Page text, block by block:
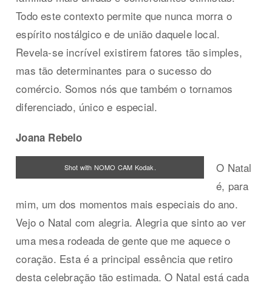
Todo este contexto permite que nunca morra o
espírito nostálgico e de união daquele local.
Revela-se incrível existirem fatores tão simples,
mas tão determinantes para o sucesso do
comércio. Somos nós que também o tornamos
diferenciado, único e especial.
Joana Rebelo
Shot with NOMO CAM Kodak.
O Natal
é, para
mim, um dos momentos mais especiais do ano.
Vejo o Natal com alegria. Alegria que sinto ao ver
uma mesa rodeada de gente que me aquece o
coração. Esta é a principal essência que retiro
desta celebração tão estimada. O Natal está cada